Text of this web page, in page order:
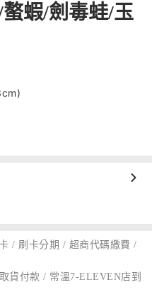
蝦/劍毒蛙/玉
/ 刷卡分期 / 超商代碼繳費 /
貨付款 / 常溫7-ELEVEN店到